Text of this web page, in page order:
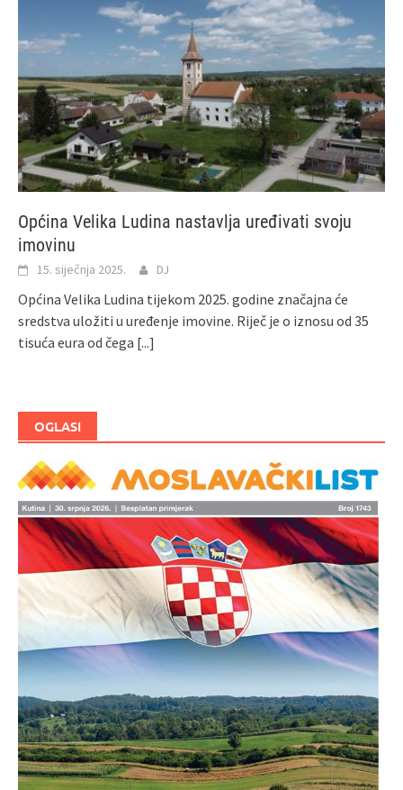
Općina Velika Ludina nastavlja uređivati svoju
imovinu
15. siječnja 2025. DJ
Općina Velika Ludina tijekom 2025. godine značajna će
sredstva uložiti u uređenje imovine. Riječ je o iznosu od 35
tisuća eura od čega [...]
OGLASI